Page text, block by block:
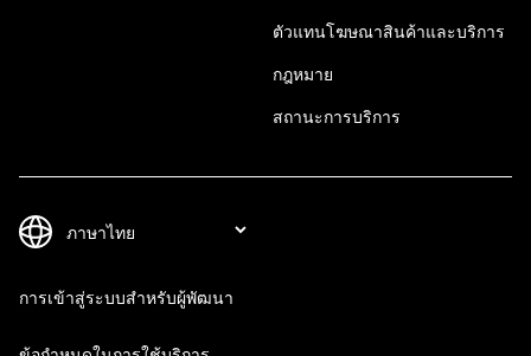
ตัวแทนโฆษณาสินค้าและบริการ
กฎหมาย
สถานะการบริการ
การเข้าสู่ระบบสำหรับผู้พัฒนา